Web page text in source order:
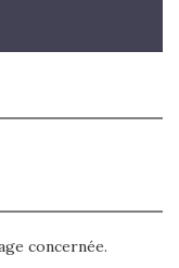
concernée.